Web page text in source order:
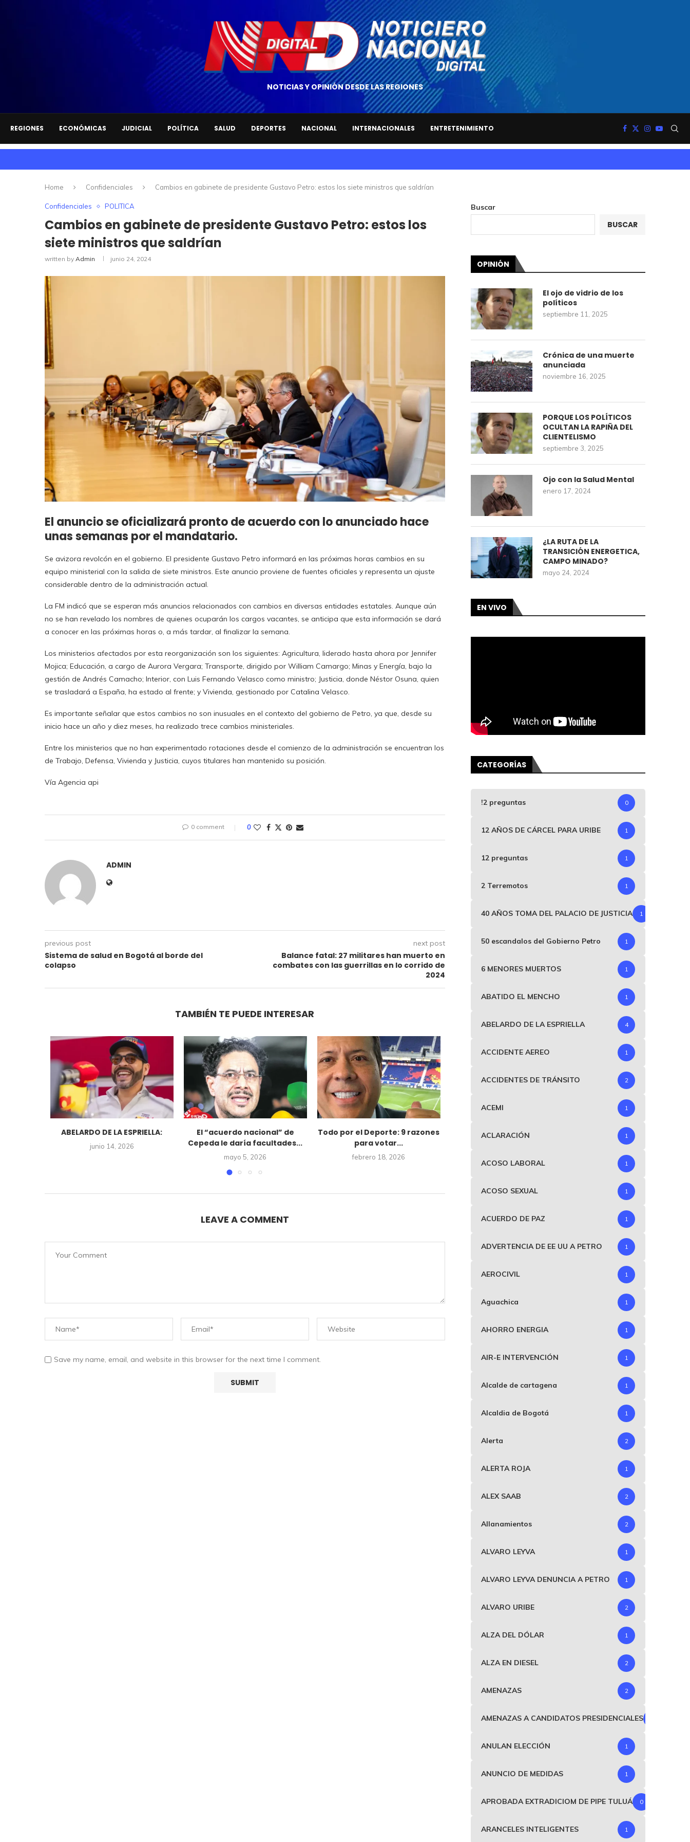
NOTICIAS Y OPINIÓN DESDE LAS REGIONES
REGIONES ECONÓMICAS JUDICIAL POLÍTICA SALUD DEPORTES NACIONAL INTERNACIONALES ENTRETENIMIENTO
Home Confidenciales Cambios en gabinete de presidente Gustavo Petro: estos los siete ministros que saldrían
Confidenciales POLITICA
Cambios en gabinete de presidente Gustavo Petro: estos los
siete ministros que saldrían
written by Admin junio 24, 2024
El anuncio se oficializará pronto de acuerdo con lo anunciado hace
unas semanas por el mandatario.
Se avizora revolcón en el gobierno. El presidente Gustavo Petro informará en las próximas horas cambios en su
equipo ministerial con la salida de siete ministros. Este anuncio proviene de fuentes oficiales y representa un ajuste
considerable dentro de la administración actual.
La FM indicó que se esperan más anuncios relacionados con cambios en diversas entidades estatales. Aunque aún
no se han revelado los nombres de quienes ocuparán los cargos vacantes, se anticipa que esta información se dará
a conocer en las próximas horas o, a más tardar, al finalizar la semana.
Los ministerios afectados por esta reorganización son los siguientes: Agricultura, liderado hasta ahora por Jennifer
Mojica; Educación, a cargo de Aurora Vergara; Transporte, dirigido por William Camargo; Minas y Energía, bajo la
gestión de Andrés Camacho; Interior, con Luis Fernando Velasco como ministro; Justicia, donde Néstor Osuna, quien
se trasladará a España, ha estado al frente; y Vivienda, gestionado por Catalina Velasco.
Es importante señalar que estos cambios no son inusuales en el contexto del gobierno de Petro, ya que, desde su
inicio hace un año y diez meses, ha realizado trece cambios ministeriales.
Entre los ministerios que no han experimentado rotaciones desde el comienzo de la administración se encuentran los
de Trabajo, Defensa, Vivienda y Justicia, cuyos titulares han mantenido su posición.
Vía Agencia api
0 comment 0
ADMIN
previous post
Sistema de salud en Bogotá al borde del
colapso
next post
Balance fatal: 27 militares han muerto en
combates con las guerrillas en lo corrido de
2024
TAMBIÉN TE PUEDE INTERESAR
ABELARDO DE LA ESPRIELLA:
junio 14, 2026
El “acuerdo nacional” de
Cepeda le daría facultades...
mayo 5, 2026
Todo por el Deporte: 9 razones
para votar...
febrero 18, 2026
PROGRAMA – SENADORA MARÍA
febrero 4, 2026
Colombia Justa Libres
participará en
presidenciales
diciembre 20, 2025
LEAVE A COMMENT
Save my name, email, and website in this browser for the next time I comment.
Buscar
BUSCAR
OPINIÓN
El ojo de vidrio de los
políticos
septiembre 11, 2025
Crónica de una muerte
anunciada
noviembre 16, 2025
PORQUE LOS POLÍTICOS
OCULTAN LA RAPIÑA DEL
CLIENTELISMO
septiembre 3, 2025
Ojo con la Salud Mental
enero 17, 2024
¿LA RUTA DE LA
TRANSICIÓN ENERGETICA,
CAMPO MINADO?
mayo 24, 2024
EN VIVO
CATEGORÍAS
!2 preguntas 0
12 AÑOS DE CÁRCEL PARA URIBE 1
12 preguntas 1
2 Terremotos 1
40 AÑOS TOMA DEL PALACIO DE JUSTICIA 1
50 escandalos del Gobierno Petro 1
6 MENORES MUERTOS 1
ABATIDO EL MENCHO 1
ABELARDO DE LA ESPRIELLA 4
ACCIDENTE AEREO 1
ACCIDENTES DE TRÁNSITO 2
ACEMI 1
ACLARACIÓN 1
ACOSO LABORAL 1
ACOSO SEXUAL 1
ACUERDO DE PAZ 1
ADVERTENCIA DE EE UU A PETRO 1
AEROCIVIL 1
Aguachica 1
AHORRO ENERGIA 1
AIR-E INTERVENCIÓN 1
Alcalde de cartagena 1
Alcaldia de Bogotá 1
Alerta 2
ALERTA ROJA 1
ALEX SAAB 2
Allanamientos 2
ALVARO LEYVA 1
ALVARO LEYVA DENUNCIA A PETRO 1
ALVARO URIBE 2
ALZA DEL DÓLAR 1
ALZA EN DIESEL 2
AMENAZAS 2
AMENAZAS A CANDIDATOS PRESIDENCIALES
ANULAN ELECCIÓN 1
ANUNCIO DE MEDIDAS 1
APROBADA EXTRADICIOM DE PIPE TULUÁ 0
ARANCELES INTELIGENTES 1